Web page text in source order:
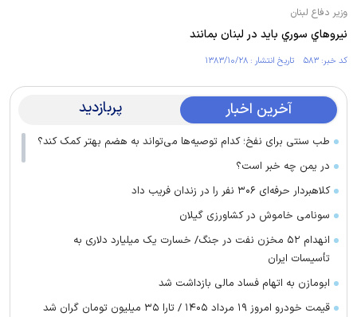
وزير دفاع لبنان
نيروهاي سوري بايد در لبنان بمانند
کد خبر: ۵۸۳ تاریخ انتشار : ۱۳۸۳/۱۰/۲۸
آخرین اخبار پربازدید
طب سنتی برای نفخ؛ کدام توصیه‌ها می‌تواند به هضم بهتر کمک کند؟
در یمن چه خبر است؟
کلاهبردار حرفه‌ای ۳۰۶ نفر را در زندان فریب داد
سونامی خاموش در کشاورزی گیلان
انهدام ۵۲ مخزن نفت در جنگ/ خسارت یک میلیارد دلاری به
تأسیسات ایران
ابومازن به اتهام فساد مالی بازداشت شد
قیمت خودرو امروز ۱۹ مرداد ۱۴۰۵ / تارا ۳۵ میلیون تومان گران شد